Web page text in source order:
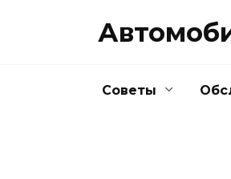
Советы